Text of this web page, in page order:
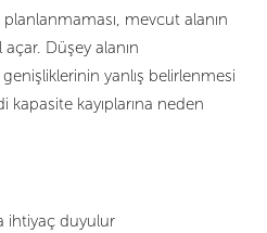
mevcut alanın
Düşey alanın
yanlış belirlenmesi
kapasite kayıplarına neden
ihtiyaç duyulur